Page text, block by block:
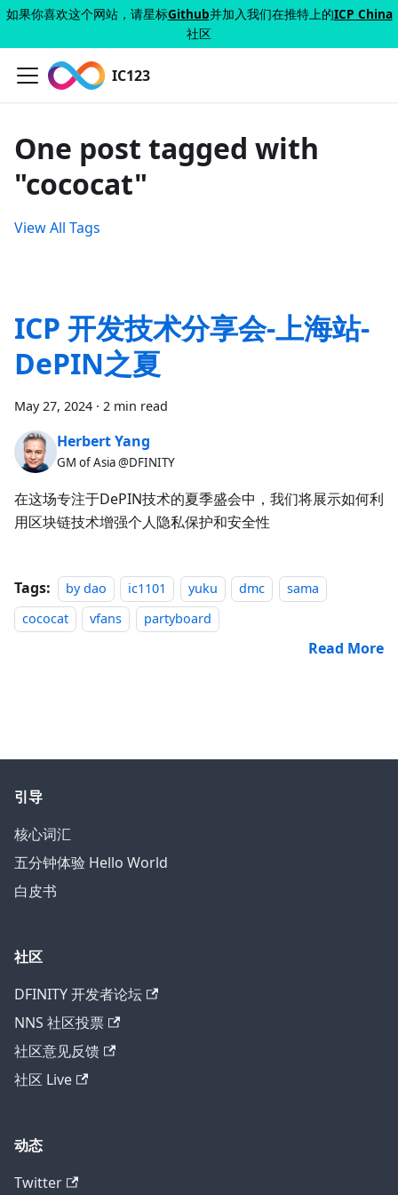
如果你喜欢这个网站，请星标Github并加入我们在推特上的ICP China
社区
IC123
One post tagged with
"cococat"
View All Tags
ICP 开发技术分享会-上海站-
DePIN之夏
May 27, 2024 · 2 min read
Herbert Yang
GM of Asia @DFINITY
在这场专注于DePIN技术的夏季盛会中，我们将展示如何利
用区块链技术增强个人隐私保护和安全性
Tags: by dao ic1101 yuku dmc
sama
cococat
vfans partyboard
Read More
引导
核心词汇
五分钟体验 Hello World
白皮书
社区
DFINITY 开发者论坛
NNS 社区投票
社区意见反馈
社区 Live
动态
Twitter